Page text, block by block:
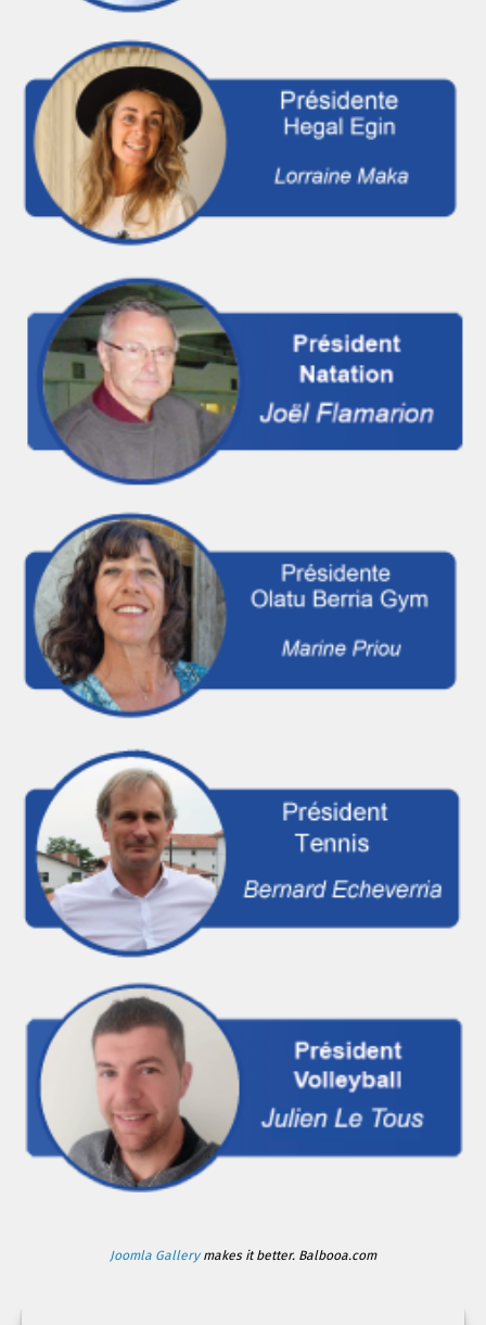
Joomla Gallerymakes it better. Balbooa.com